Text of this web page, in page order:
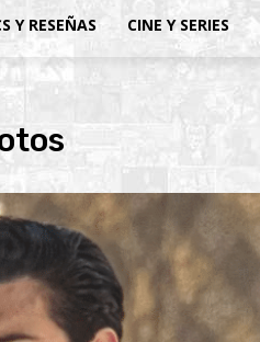
Y RESEÑAS CINE Y SERIES